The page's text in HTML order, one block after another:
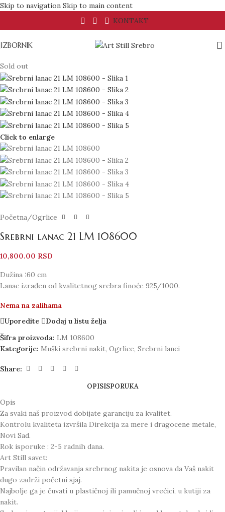
Skip to navigation Skip to main content
KONTAKT
IZBORNIK
Sold out
Click to enlarge
Početna/Ogrlice
Srebrni lanac 21 LM 108600
10,800.00 RSD
Dužina :60 cm
Lanac izrađen od kvalitetnog srebra finoće 925/1000.
Nema na zalihama
Uporedite
Dodaj u listu želja
Šifra proizvoda: LM 108600
Kategorije: Muški srebrni nakit, Ogrlice, Srebrni lanci
Share:
OPISISPORUKA
Opis
Za svaki naš proizvod dobijate garanciju za kvalitet.
Kontrolu kvaliteta izvršila Direkcija za mere i dragocene metale,
Novi Sad.
Rok isporuke : 2-5 radnih dana.
Art Still savet:
Pravilan način održavanja srebrnog nakita je osnova da Vaš nakit
dugo zadrži početni sjaj.
Najbolje ga je čuvati u plastičnoj ili pamučnoj vrećici, u kutiji za
nakit.